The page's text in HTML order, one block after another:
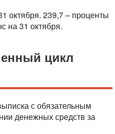
октября. 239,7 – проценты
на 31 октября.
цикл
с обязательным
денежных средств за